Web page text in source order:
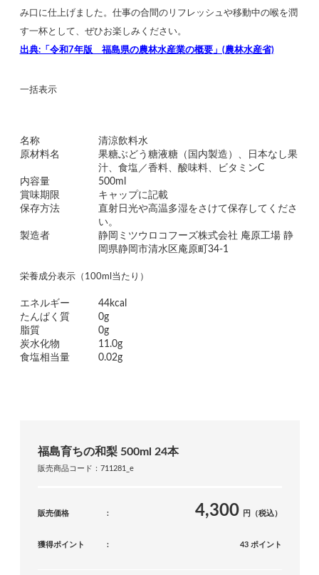
み口に仕上げました。仕事の合間のリフレッシュや移動中の喉を潤
す一杯として、ぜひお楽しみください。
出典:「令和7年版 福島県の農林水産業の概要」(農林水産省)
一括表示
名称
清涼飲料水
原材料名
果糖ぶどう糖液糖（国内製造）、日本なし果
汁、食塩／香料、酸味料、ビタミンC
内容量
500ml
賞味期限
キャップに記載
保存方法
直射日光や高温多湿をさけて保存してくださ
い。
製造者
静岡ミツウロコフーズ株式会社 庵原工場 静
岡県静岡市清水区庵原町34-1
栄養成分表示（100ml当たり）
エネルギー
44kcal
たんぱく質
0g
脂質
0g
炭水化物
11.0g
食塩相当量
0.02g
福島育ちの和梨 500ml 24本
販売商品コード：711281_e
販売価格 4,300 円（税込）
獲得ポイント 43 ポイント